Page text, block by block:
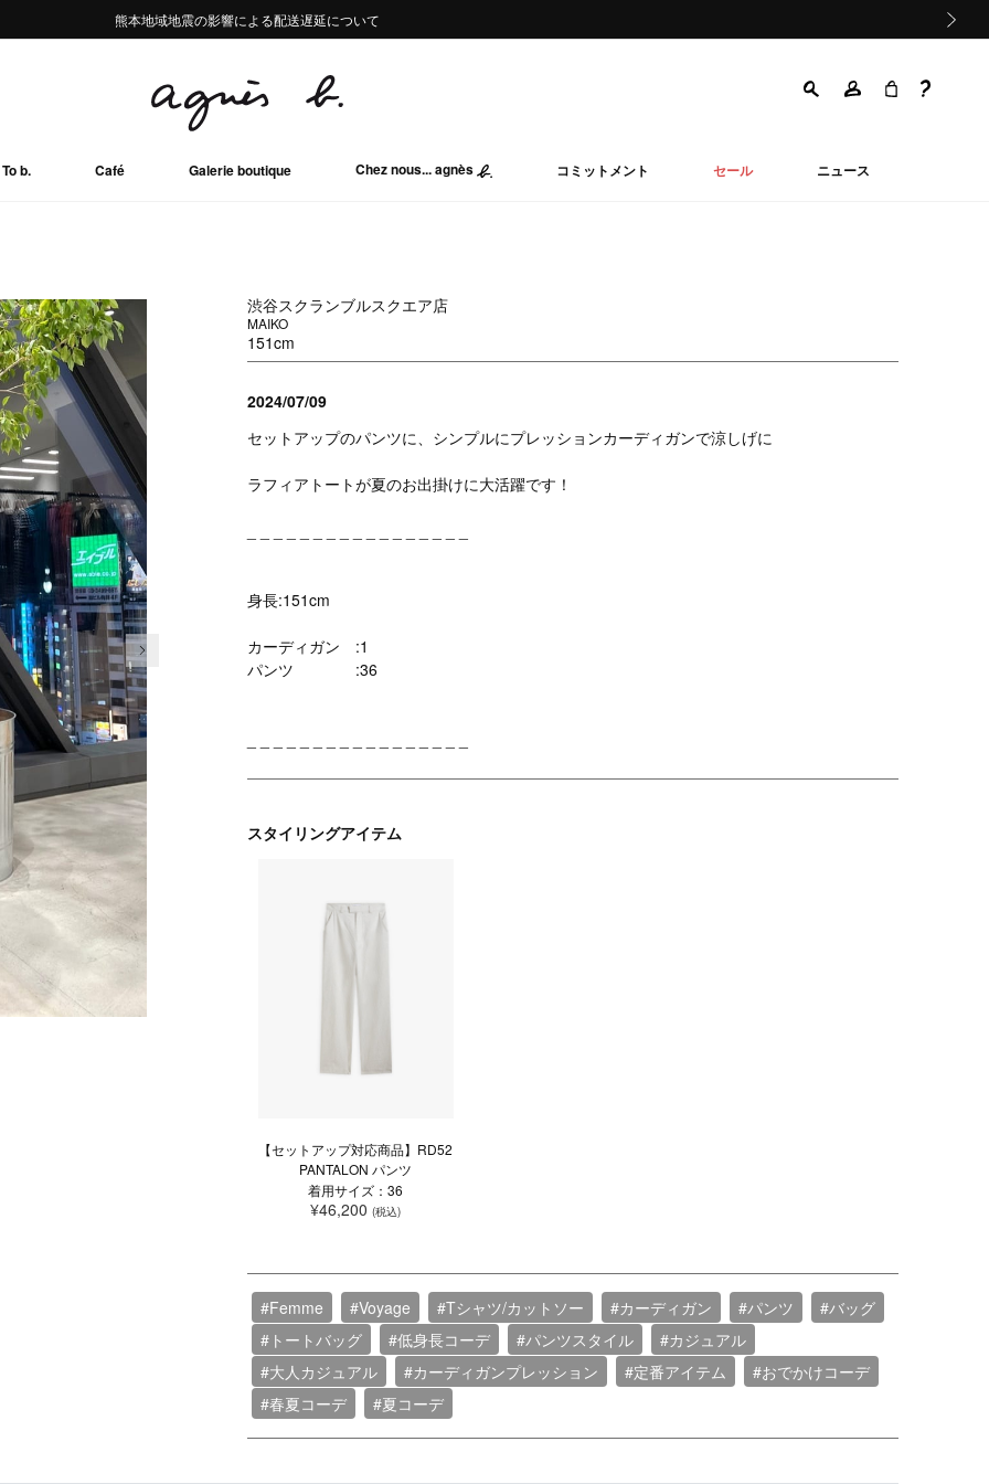
熊本地域地震の影響による配送遅延について
Summer Sale 2buy10%OFF!!
熊本地域地震の影響による配送遅延について
Summer Sale 2buy10%OFF!!
To b. Café Galerie boutique Chez nous... agnès コミットメント セール ニュース
次の画像
渋谷スクランブルスクエア店
MAIKO
151cm
2024/07/09
セットアップのパンツに、シンプルにプレッションカーディガンで涼しげに
ラフィアトートが夏のお出掛けに大活躍です！
身長:151cm
カーディガン :1
パンツ :36
スタイリングアイテム
【セットアップ対応商品】RD52
PANTALON パンツ
着用サイズ：36
¥46,200(税込)
#Femme #Voyage #Tシャツ/カットソー #カーディガン #パンツ
#バッグ
#トートバッグ
#低身長コーデ #パンツスタイル
#カジュアル
#大人カジュアル
#カーディガンプレッション #定番アイテム
#おでかけコーデ
#春夏コーデ
#夏コーデ